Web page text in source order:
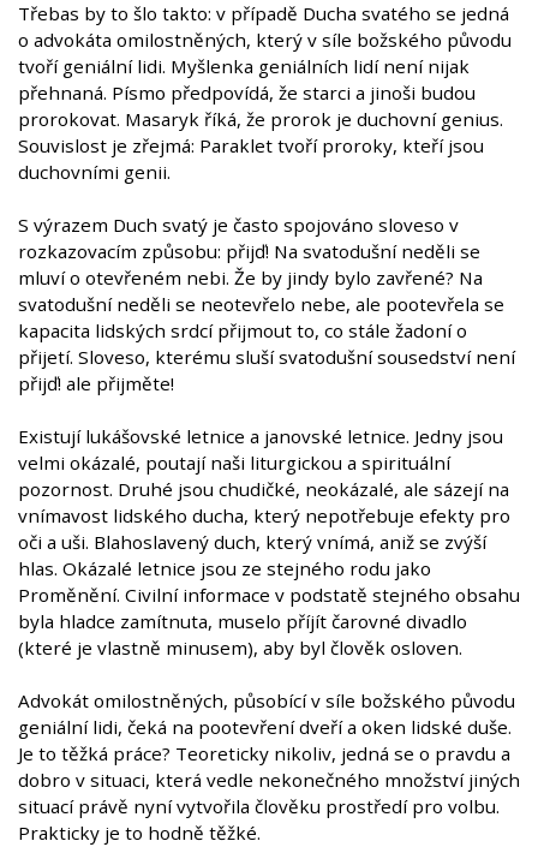
Třebas by to šlo takto: v případě Ducha svatého se jedná
o advokáta omilostněných, který v síle božského původu
tvoří geniální lidi. Myšlenka geniálních lidí není nijak
přehnaná. Písmo předpovídá, že starci a jinoši budou
prorokovat. Masaryk říká, že prorok je duchovní genius.
Souvislost je zřejmá: Paraklet tvoří proroky, kteří jsou
duchovními genii.
S výrazem Duch svatý je často spojováno sloveso v
rozkazovacím způsobu: přijď! Na svatodušní neděli se
mluví o otevřeném nebi. Že by jindy bylo zavřené? Na
svatodušní neděli se neotevřelo nebe, ale pootevřela se
kapacita lidských srdcí přijmout to, co stále žadoní o
přijetí. Sloveso, kterému sluší svatodušní sousedství není
přijď! ale přijměte!
Existují lukášovské letnice a janovské letnice. Jedny jsou
velmi okázalé, poutají naši liturgickou a spirituální
pozornost. Druhé jsou chudičké, neokázalé, ale sázejí na
vnímavost lidského ducha, který nepotřebuje efekty pro
oči a uši. Blahoslavený duch, který vnímá, aniž se zvýší
hlas. Okázalé letnice jsou ze stejného rodu jako
Proměnění. Civilní informace v podstatě stejného obsahu
byla hladce zamítnuta, muselo příjít čarovné divadlo
(které je vlastně minusem), aby byl člověk osloven.
Advokát omilostněných, působící v síle božského původu
geniální lidi, čeká na pootevření dveří a oken lidské duše.
Je to těžká práce? Teoreticky nikoliv, jedná se o pravdu a
dobro v situaci, která vedle nekonečného množství jiných
situací právě nyní vytvořila člověku prostředí pro volbu.
Prakticky je to hodně těžké.